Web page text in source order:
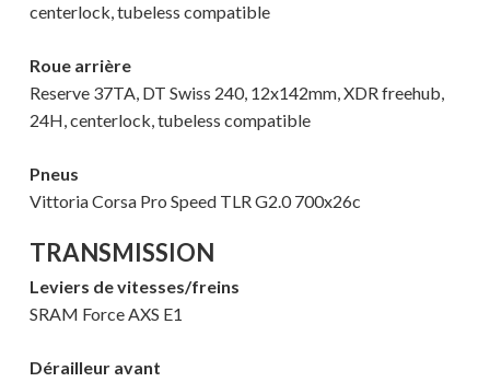
centerlock, tubeless compatible
Roue arrière
Reserve 37TA, DT Swiss 240, 12x142mm, XDR freehub,
24H, centerlock, tubeless compatible
Pneus
Vittoria Corsa Pro Speed TLR G2.0 700x26c
TRANSMISSION
Leviers de vitesses/freins
SRAM Force AXS E1
Dérailleur avant